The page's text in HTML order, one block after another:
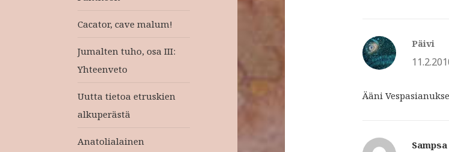
Cacator, cave malum!
Jumalten tuho, osa III:
Yhteenveto
Uutta tietoa etruskien
alkuperästä
Anatolialainen
Päivi
Ääni